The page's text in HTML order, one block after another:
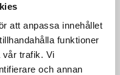
att anpassa innehållet
funktioner
vår trafik. Vi
och annan